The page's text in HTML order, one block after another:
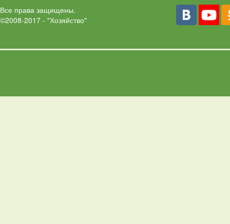
Все права защищены.
©2008-2017 - "Хозяйство"